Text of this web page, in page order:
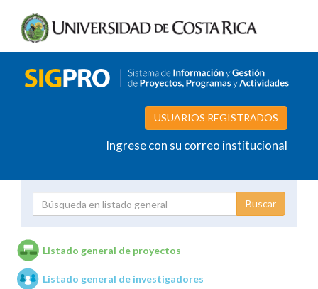
USUARIOS REGISTRADOS
Ingrese con su correo institucional
Unidades de investigación
Listado general de proyectos
Listado general de investigadores